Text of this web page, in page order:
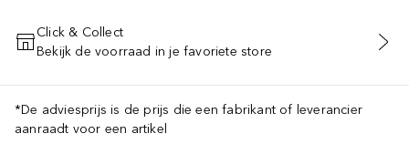
VOEG TOE AAN WINKELMANDJE
Click & Collect
Bekijk de voorraad in je favoriete store
*De adviesprijs is de prijs die een fabrikant of leverancier
aanraadt voor een artikel